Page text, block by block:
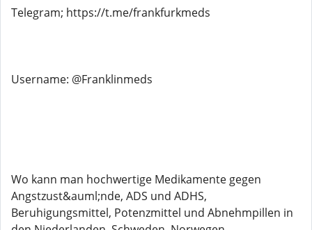
Telegram; https://t.me/frankfurkmeds
Username: @Franklinmeds
Wo kann man hochwertige Medikamente gegen
Angstzust&auml;nde, ADS und ADHS,
Beruhigungsmittel, Potenzmittel und Abnehmpillen in